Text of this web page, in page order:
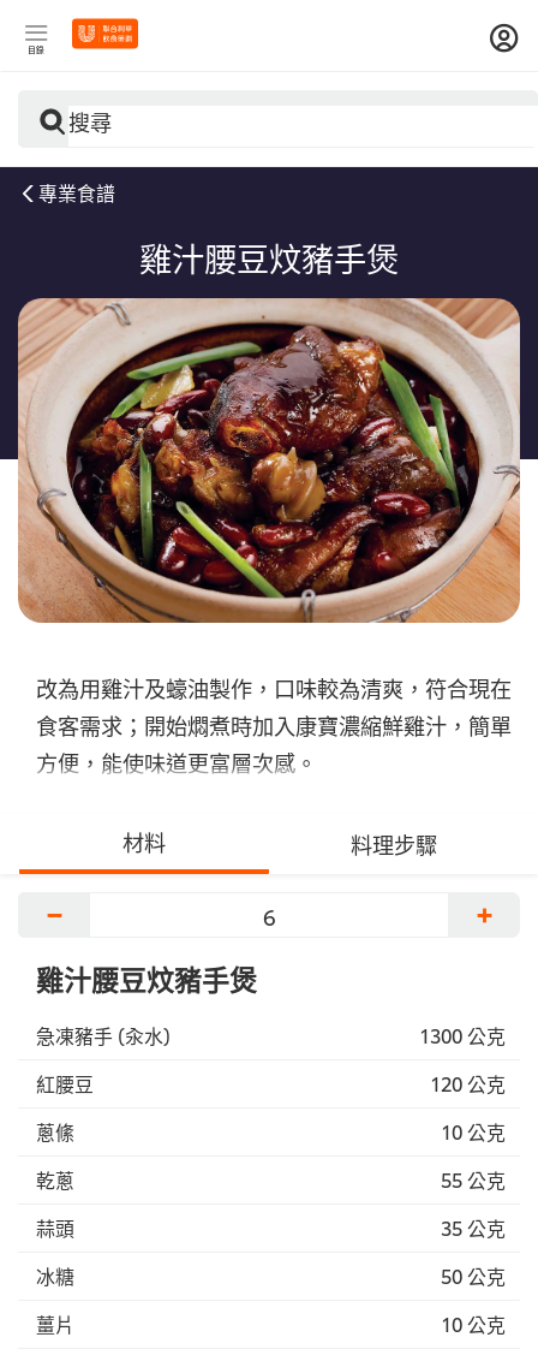
目錄
搜尋
專業食譜
雞汁腰豆炆豬手煲
改為用雞汁及蠔油製作，口味較為清爽，符合現在
食客需求；開始燜煮時加入康寶濃縮鮮雞汁，簡單
方便，能使味道更富層次感。
材料 料理步驟
− +
雞汁腰豆炆豬手煲
急凍豬手 (汆水)
1300 公克
紅腰豆
120 公克
蔥絛
10 公克
乾蔥
55 公克
蒜頭
35 公克
冰糖
50 公克
薑片
10 公克